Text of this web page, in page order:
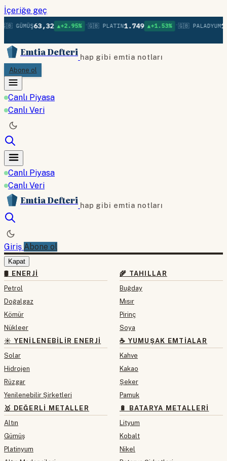
İçeriğe geç
GÜMÜŞ63,32 ▲+2.95% • 🇬🇧 PLATIN1.749 ▲+1.53% • 🇬🇧 PALADYUM
Emtia Defteri hap gibi emtia notları
Abone ol
Canlı Piyasa
Canlı Veri
Canlı Piyasa
Canlı Veri
Emtia Defteri hap gibi emtia notları
Giriş Abone ol
Kapat
🛢 ENERJI
Petrol
Doğalgaz
Kömür
Nükleer
☀️ YENILENEBILIR ENERJI
Solar
Hidrojen
Rüzgar
Yenilenebilir Şirketleri
🥇 DEĞERLI METALLER
Altın
Gümüş
Platinyum
🌾 TAHILLAR
Buğday
Mısır
Pirinç
Soya
☕ YUMUŞAK EMTIALAR
Kahve
Kakao
Şeker
Pamuk
🔋 BATARYA METALLERI
Lityum
Kobalt
Nikel